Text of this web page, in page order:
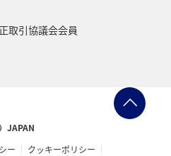
取引協議会会員
JAPAN
ー
クッキーポリシー